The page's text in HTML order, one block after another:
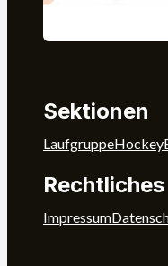
Sektionen
LaufgruppeHockey
Rechtliches
Impressum